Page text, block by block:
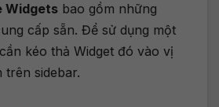
Widgets bao gồm những
cấp sẵn. Để sử dụng một
kéo thả Widget đó vào vị
sidebar.